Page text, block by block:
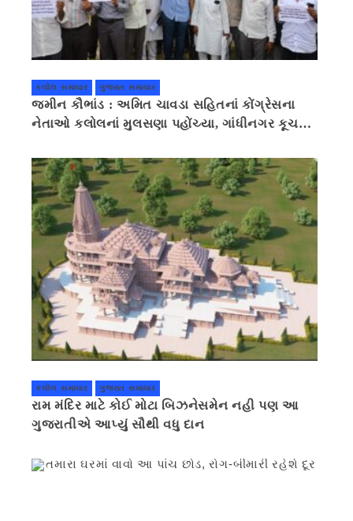
કલોલ સમાચાર ગુજરાત સમાચાર
જમીન કૌભાંડ : અમિત ચાવડા સહિતનાં કોંગ્રેસના
નેતાઓ કલોલનાં મુલસણા પહોંચ્યા, ગાંધીનગર કૂચ
કલોલ સમાચાર ગુજરાત સમાચાર
રામ મંદિર માટે કોઈ મોટા બિઝનેસમેન નહી પણ આ
ગુજરાતીએ આપ્યું સૌથી વધુ દાન